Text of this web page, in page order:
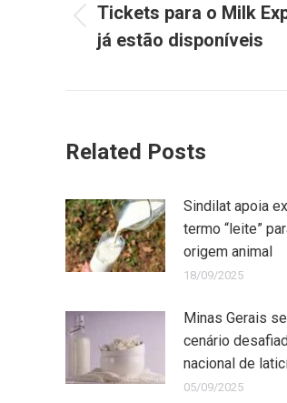
Tickets para o Milk
já estão disponíveis
Related Posts
Sindilat apoia
termo “leite”
origem animal
18/09/2025
Minas Gerais
cenário
nacional de
05/09/2025